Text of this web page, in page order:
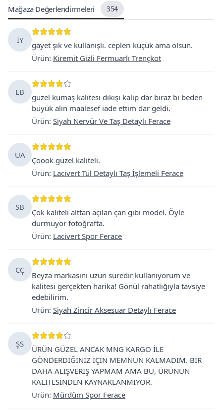
Mağaza Değerlendirmeleri 354
İY
gayet şık ve kullanışlı. cepleri küçük ama olsun.
Ürün: Kiremit Gizli Fermuarlı Trençkot
EB
güzel kumaş kalitesi dikişi kalıp dar biraz bi beden
büyük alın maalesef iade ettim dar geldi.
Ürün: Siyah Nervür Ve Taş Detaylı Ferace
ÜA
Çoook güzel kaliteli.
Ürün: Lacivert Tül Detaylı Taş İşlemeli Ferace
SB
Çok kaliteli alttan açılan çan gibi model. Öyle
durmuyor fotoğrafta.
Ürün: Lacivert Spor Ferace
CÇ
Beyza markasını uzun süredir kullanıyorum ve
kalitesi gerçekten harika! Gönül rahatlığıyla tavsiye
edebilirim.
Ürün: Siyah Zincir Aksesuar Detaylı Ferace
ŞS
ÜRÜN GÜZEL ANCAK MNG KARGO İLE
GÖNDERDİĞİNİZ İÇİN MEMNUN KALMADIM. BİR
DAHA ALIŞVERİŞ YAPMAM AMA BU, ÜRÜNÜN
KALİTESİNDEN KAYNAKLANMIYOR.
Ürün: Mürdüm Spor Ferace